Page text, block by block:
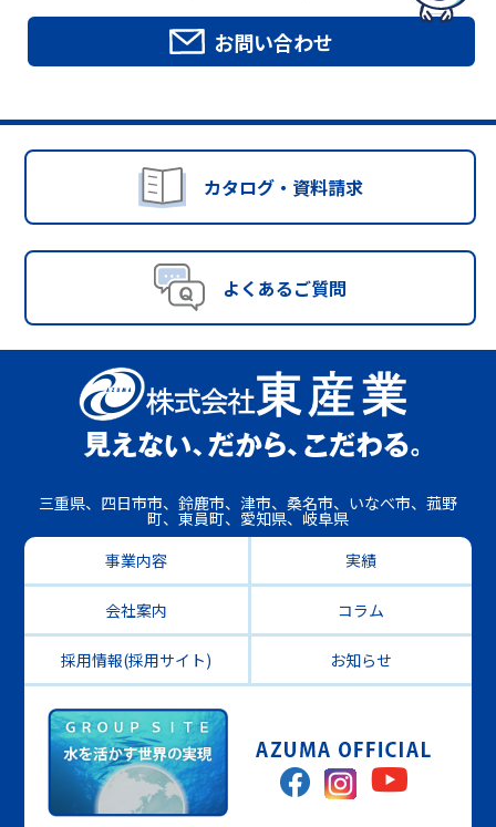
お問い合わせ
カタログ・資料請求
よくあるご質問
三重県、四日市市、鈴鹿市、津市、桑名市、いなべ市、菰野
町、東員町、愛知県、岐阜県
事業内容
実績
会社案内 コラム
採用情報(採用サイト) お知らせ